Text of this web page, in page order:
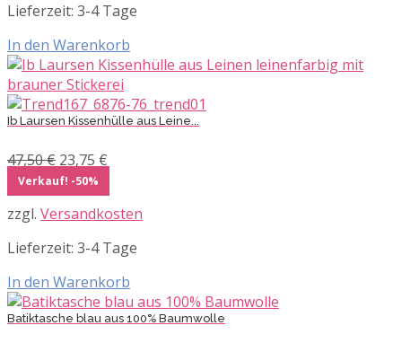
Lieferzeit: 3-4 Tage
In den Warenkorb
Ib Laursen Kissenhülle aus Leine...
47,50€ Ursprünglicher
Preis
war:
47,50 €
23,75 €
ist:
23,75 €.
Verkauf! -50%
zzgl. Versandkosten
Lieferzeit: 3-4 Tage
In den Warenkorb
Batiktasche blau aus 100% Baumwolle